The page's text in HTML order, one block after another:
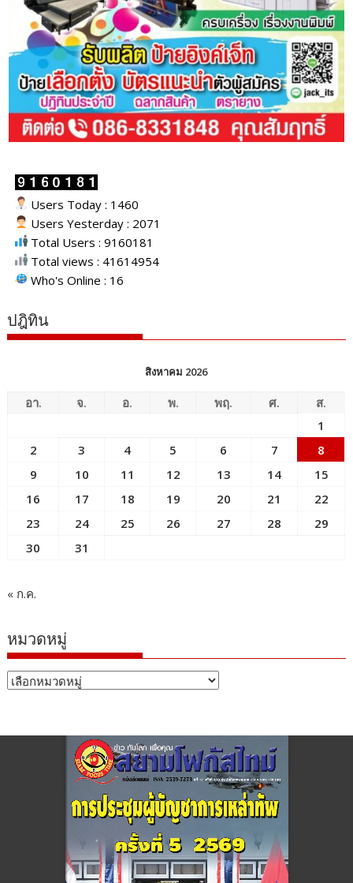
Users Today : 1460
Users Yesterday : 2071
Total Users : 9160181
Total views : 41614954
Who's Online : 16
ปฎิทิน
สิงหาคม 2026
อา. จ. อ. พ. พฤ. ศ.
ส.
1
2
3 4 5 6 7
8
9
10 11 12 13 14
15
16
17 18 19 20 21
22
23
24 25 26 27 28
29
30
31
« ก.ค.
หมวดหมู่
หมวด